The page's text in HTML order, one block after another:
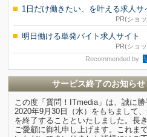
1日だけ働きたい、を叶える求人サ
PR(ショ
明日働ける単発バイト求人サイト
PR(ショ
Recommended by
サービス終了のお知らせ
この度「質問！ITmedia」は、誠に勝
2020年9月30日（水）をもちまして
を終了することといたしました。長
ご愛顧に御礼申し上げます。これま